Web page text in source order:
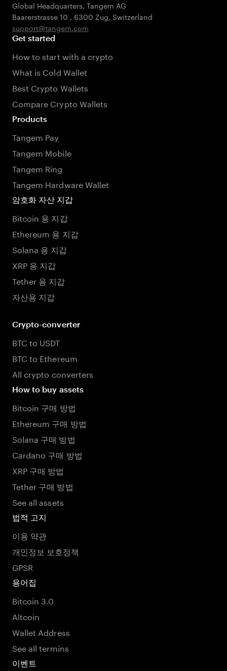
Global Headquarters, Tangem AG
Baarerstrasse 10 , 6300 Zug, Switzerland
support@tangem.com
Get started
How to start with a crypto
What is Cold Wallet
Best Crypto Wallets
Compare Crypto Wallets
Products
Tangem Pay
Tangem Mobile
Tangem Ring
Tangem Hardware Wallet
암호화 자산 지갑
Bitcoin 용 지갑
Ethereum 용 지갑
Solana 용 지갑
XRP 용 지갑
Tether 용 지갑
자산용 지갑
Crypto-converter
BTC to USDT
BTC to Ethereum
All crypto converters
How to buy assets
Bitcoin 구매 방법
Ethereum 구매 방법
Solana 구매 방법
Cardano 구매 방법
XRP 구매 방법
Tether 구매 방법
See all assets
법적 고지
이용 약관
개인정보 보호정책
GPSR
용어집
Bitcoin 3.0
Altcoin
Wallet Address
See all termins
이벤트